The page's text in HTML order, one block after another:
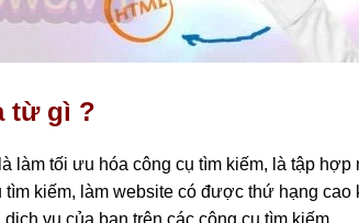
từ gì ?
làm tối ưu hóa công cụ tìm kiếm, là tập hợp
kiếm, làm website có được thứ hạng cao
vụ của bạn trên các công cụ tìm kiếm.